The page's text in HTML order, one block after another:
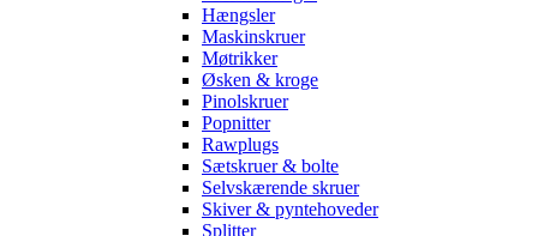
Hængsler
Maskinskruer
Møtrikker
Øsken & kroge
Pinolskruer
Popnitter
Rawplugs
Sætskruer & bolte
Selvskærende skruer
Skiver & pyntehoveder
Splitter